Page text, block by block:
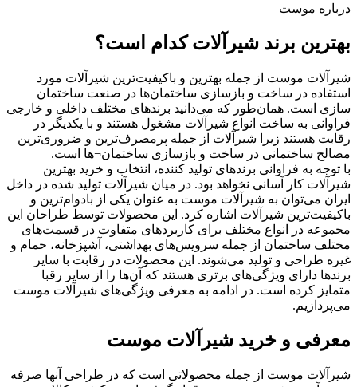
درباره موست
بهترین برند شیرآلات کدام است؟
شیرآلات موست از جمله بهترین و باکیفیت‌ترین شیرآلات مورد
استفاده در ساخت و بازسازی ساختمان‌ها در صنعت ساختمان
سازی است. همان‌طور که می‌دانید برندهای مختلف داخلی و خارجی
فراوانی به ساخت انواع شیرآلات مشغول هستند و با یکدیگر در
رقابت هستند زیرا شیرآلات از جمله پرمصرف‌ترین و ضروری‌ترین
مصالح ساختمانی در ساخت و بازسازی ساختمان¬ها است.
با توجه به فراوانی برندهای تولید کننده، انتخاب و خرید بهترین
شیرآلات کار آسانی نخواهد بود. در میان شیرآلات تولید شده در داخل
ایران می‌توان به شیرآلات موست به عنوان یکی از بادوام‌ترین و
باکیفیت‌ترین شیرآلات اشاره کرد. این محصولات توسط طراحان این
مجموعه در انواع مختلف برای کاربردهای متفاوت در قسمت‌های
مختلف ساختمان از جمله سرویس‌های بهداشتی، آشپزخانه، حمام و
غیره طراحی و تولید می‌شوند. این محصولات در رقابت با سایر
برندها دارای ویژگی‌های برتری هستند که آن‌ها را از سایر رقبا
متمایز کرده است. در ادامه به معرفی ویژگی‌های شیرآلات موست
می‌پردازیم.
معرفی و خرید شیرآلات موست
شیرآلات موست از جمله محصولاتی است که در طراحی آنها صرفه